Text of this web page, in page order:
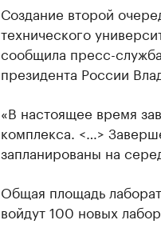
Создание второй
технического
сообщила пресс-
президента России
«В настоящее время
комплекса. <…>
запланированы на
Общая площадь
войдут 100 новых